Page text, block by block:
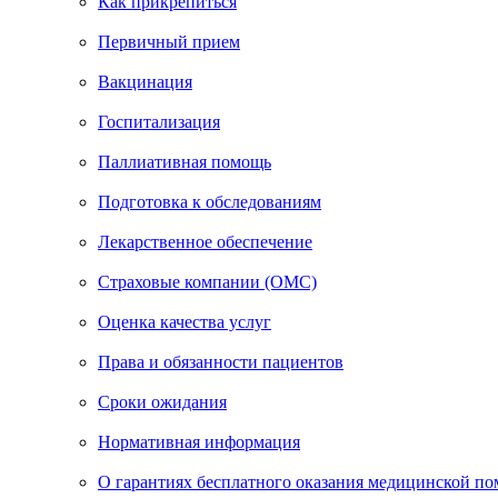
Первичный прием
Вакцинация
Госпитализация
Паллиативная помощь
Подготовка к обследованиям
Лекарственное обеспечение
Страховые компании (ОМС)
Оценка качества услуг
Права и обязанности пациентов
Сроки ожидания
Нормативная информация
О гарантиях бесплатного оказания медицинской